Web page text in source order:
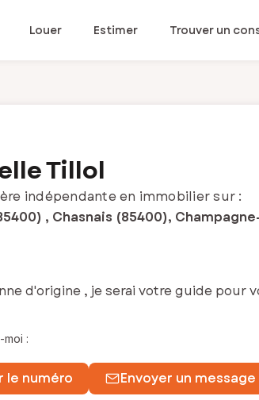
Louer Estimer Trouver un
Tillol
indépendante en immobilier sur :
, Chasnais (85400),
:
le numéro Envoyer un message
d'origine , je serai votre guide pour